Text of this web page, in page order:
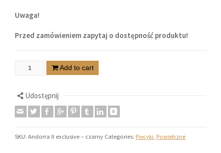
Uwaga!
Przed zamówieniem zapytaj o dostępność produktu!
Add to cart
Udostępnij
SKU: Andorra II exclusive – czarny Categories: Piecyki Powietrzne